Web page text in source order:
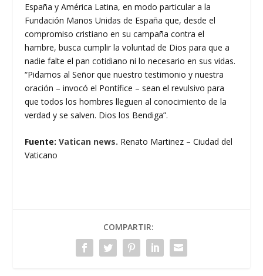
España y América Latina, en modo particular a la
Fundación Manos Unidas de España que, desde el
compromiso cristiano en su campaña contra el
hambre, busca cumplir la voluntad de Dios para que a
nadie falte el pan cotidiano ni lo necesario en sus vidas.
“Pidamos al Señor que nuestro testimonio y nuestra
oración – invocó el Pontífice – sean el revulsivo para
que todos los hombres lleguen al conocimiento de la
verdad y se salven. Dios los Bendiga”.
Fuente:Vatican news. Renato Martinez – Ciudad del
Vaticano
COMPARTIR: